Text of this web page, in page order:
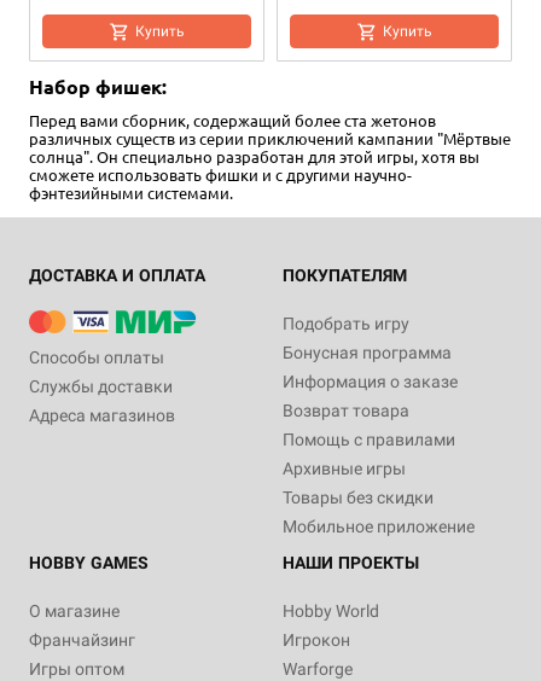
Купить Купить
Дополнение 16+
ролевая игра. Серия
приключений "Мёртвые
солнца", набор фишек
579 ₽ 890 ₽ -35%
Набор фишек:
Перед вами сборник, содержащий более ста жетонов
различных существ из серии приключений кампании "Мёртвые
солнца". Он специально разработан для этой игры, хотя вы
сможете использовать фишки и с другими научно-
фэнтезийными системами.
ДОСТАВКА И ОПЛАТА
Способы оплаты
Службы доставки
Адреса магазинов
ПОКУПАТЕЛЯМ
Подобрать игру
Бонусная программа
Информация о заказе
Возврат товара
Помощь с правилами
Архивные игры
Товары без скидки
Мобильное приложение
HOBBY GAMES
О магазине
Франчайзинг
Игры оптом
НАШИ ПРОЕКТЫ
Hobby World
Игрокон
Warforge